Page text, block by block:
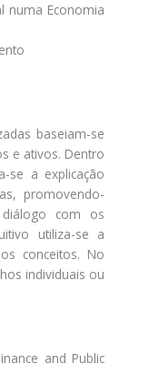
numa Economia
baseiam-se
e ativos. Dentro
se a explicação
promovendo-
com os
utiliza-se a
conceitos. No
individuais ou
and Public